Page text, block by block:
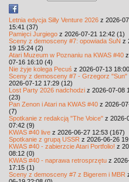
Letnia edycja Silly Venture 2026 z 2026-
15:41 (37)
Pamięci Jurgiego z 2026-07-21 12:42 (1)
Sceny z demosceny #7: opowiada SuN z
19 15:24 (2)
Atari Muzeum w Poznaniu na KWAS #40
07-16 16:10 (4)
Nie żyje kolega Pecuś z 2026-07-13
Sceny z demosceny #7 - Grzegorz "Sun"
2026-07-12 17:29 (12)
Lost Party 2026 nadchodzi z 2026-07-08
(23)
Pan Zenon i Atari na KWAS #40 z 2026-
(7)
Spotkanie z redakcją "The Voice" z 2026-
07:42 (9)
KWAS #40 live z 2026-06-27 12:53 (167)
Spotkanie z grupą USSR z 2026-06-26
KWAS #40 - zabierzcie Atari Portfolio! z
08:12 (0)
KWAS #40 - naprawa retrosprzętu z
17:15 (1)
Sceny z demosceny #7 z Bigerem i MBR